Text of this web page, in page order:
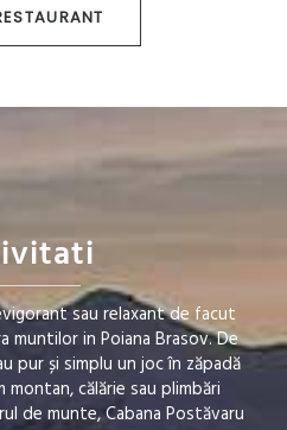
sau relaxant de facut
muntilor in Poiana Brasov. De
pur și simplu un joc în zăpadă
montan, călărie sau plimbări
de munte, Cabana Postăvaru